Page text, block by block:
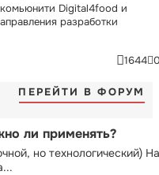
Digital4food и
разработки
1644
ПЕРЕЙТИ В ФОРУМ
ли применять?
но технологический) На